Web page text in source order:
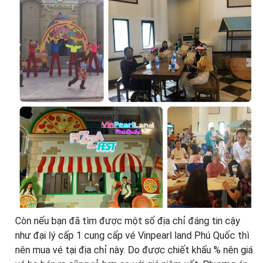
Còn nếu bạn đã tìm được một số địa chỉ đáng tin cậy
như đại lý cấp 1 cung cấp vé Vinpearl land Phú Quốc thì
nên mua vé tại địa chỉ này. Do được chiết khấu % nên giá